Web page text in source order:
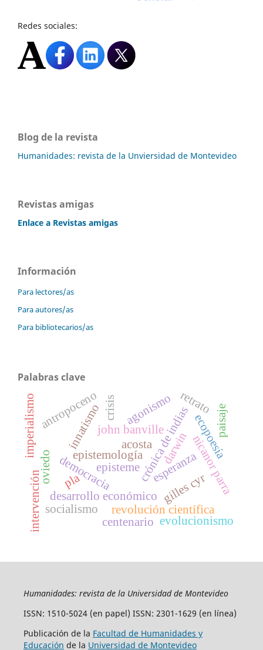
Redes sociales:
Blog de la revista
Humanidades: revista de la Unviersidad de Montevideo
Revistas amigas
Enlace a Revistas amigas
Información
Para lectores/as
Para autores/as
Para bibliotecarios/as
Palabras clave
esperanza
crónica de indias
democracia
desarrollo económico gilles cyr
revolución científica
john banville
epistemología
episteme
innatismo darwin
oviedo
intervención
acosta
evolucionismo
nicanor parra
ecopoesía
agonismo
antropoceno crisis retrato
pla
paisaje
centenario
socialismo
imperialismo
Humanidades: revista de la Universidad de Montevideo
ISSN: 1510-5024 (en papel) ISSN: 2301-1629 (en línea)
Publicación de la Facultad de Humanidades y
Educación de la Universidad de Montevideo